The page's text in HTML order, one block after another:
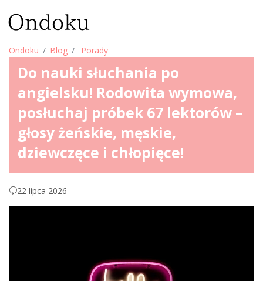
Ondoku Blog Porady
Do nauki słuchania po
angielsku! Rodowita wymowa,
posłuchaj próbek 67 lektorów –
głosy żeńskie, męskie,
dziewczęce i chłopięce!
22 lipca 2026